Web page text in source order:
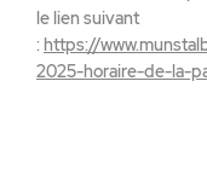
le lien suivant
: https://
2025-horaire-de-la-